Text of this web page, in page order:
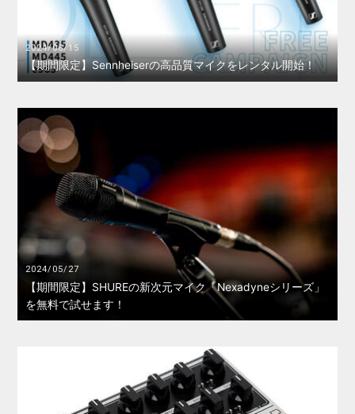
2024/06/15
【期間限定】Sennheiserの高品質マイクをレンタル開始！
2024/05/27
【期間限定】SHUREの新次元マイク「Nexadyneシリーズ」
を無料で試せます！